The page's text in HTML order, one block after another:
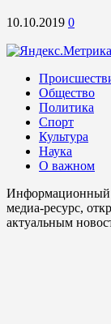
10.10.2019 0
Общество
Политика
Спорт
Культура
Наука
О важном
Информационный
медиа-ресурс,
актуальным